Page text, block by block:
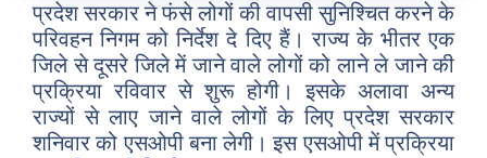
प्रदेश सरकार ने फंसे लोगों की वापसी सुनिश्चित करने के
परिवहन निगम को निर्देश दे दिए हैं। राज्य के भीतर एक
जिले से दूसरे जिले में जाने वाले लोगों को लाने ले जाने की
प्रक्रिया रविवार से शुरू होगी। इसके अलावा अन्य
राज्यों से लाए जाने वाले लोगों के लिए प्रदेश सरकार
शनिवार को एसओपी बना लेगी। इस एसओपी में प्रक्रिया